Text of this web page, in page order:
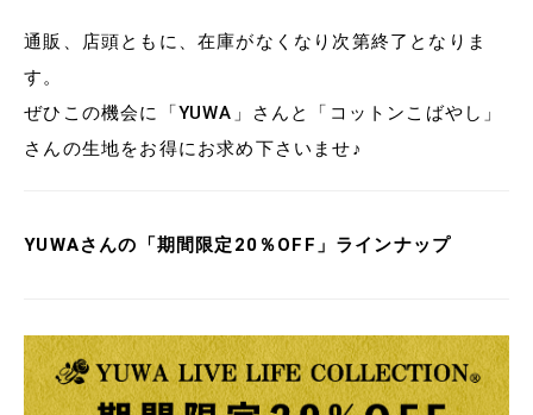
通販、店頭ともに、在庫がなくなり次第終了となりま
す。
ぜひこの機会に「YUWA」さんと「コットンこばやし」
さんの生地をお得にお求め下さいませ♪
YUWAさんの「期間限定20％OFF」ラインナップ